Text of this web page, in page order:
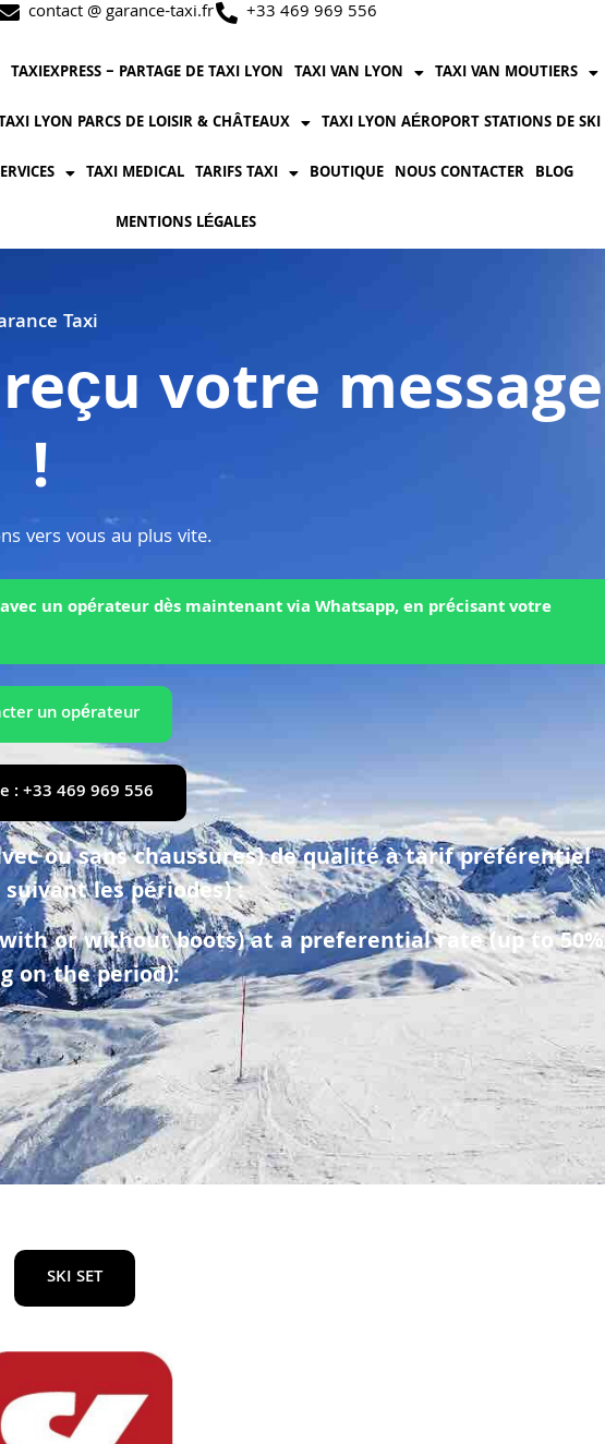
contact @ garance-taxi.fr +33 469 969 556
TAXIEXPRESS – PARTAGE DE TAXI LYON TAXI VAN LYON TAXI VAN MOUTIERS
LYON PARCS DE LOISIR & CHÂTEAUX TAXI LYON AÉROPORT STATIONS DE SKI
TAXI MEDICAL TARIFS TAXI BOUTIQUE NOUS CONTACTER BLOG
MENTIONS LÉGALES
Taxi
votre message
!
vers vous au plus vite.
un opérateur dès maintenant via Whatsapp, en précisant votre
un opérateur
: +33 469 969 556
ou sans chaussures) de qualité à tarif préférentiel
suivant les périodes) :
or without boots) at a preferential rate (up to 50%
on the period):
SKI SET